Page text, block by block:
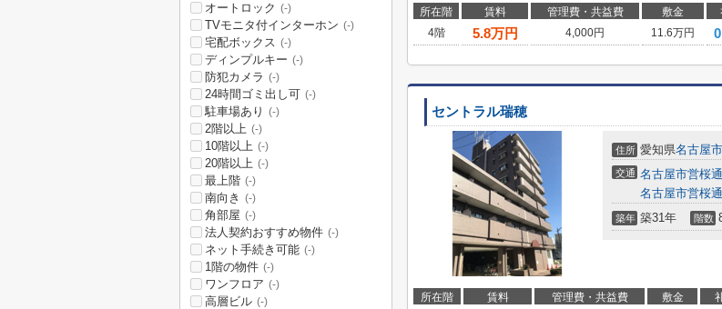
所在階 賃料 管理費・共益費 敷金
4階
5.8万円 4,000円 11.6万円
セントラル瑞穂
住所 愛知県名古屋
交通 名古屋市営桜
名古屋市営桜
築年 築31年 階数
所在階 賃料 管理費・共益費 敷金
オートロック (-)
TVモニタ付インターホン (-)
宅配ボックス (-)
ディンプルキー (-)
防犯カメラ (-)
24時間ゴミ出し可 (-)
駐車場あり (-)
2階以上 (-)
10階以上 (-)
20階以上 (-)
最上階 (-)
南向き (-)
角部屋 (-)
法人契約おすすめ物件 (-)
ネット手続き可能 (-)
1階の物件 (-)
ワンフロア (-)
高層ビル (-)